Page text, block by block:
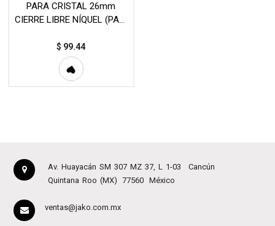
PARA CRISTAL 26mm
CIERRE LIBRE NÍQUEL (PAR)
$ 99.44
Av. Huayacán SM 307 MZ 37, L 1-03
Cancún
Quintana Roo (MX)
77560 México
ventas@jako.com.mx